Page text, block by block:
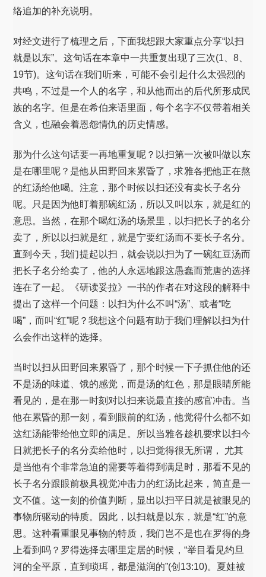
络追加的补充说明。
对经文进行了梳理之后，下面我想跟大家重点分享“以扫
就是以东”。这句话在本章中一共重复出现了三次(1、8、
19节)。这句话在我们听来，可能不会引起什么太强烈的
共鸣，不过是一个人的名字，和从他而出的后代所形成民
族的名字。但是在希伯来语里面，每个名字不仅带着相关
含义，也融会着恩怨情仇的历史情感。
那为什么这句话要一再地重复呢？以扫第一次被叫做以东
是在哪里呢？是他从田野回来累昏了，求雅各把他正在熬
的红汤给他喝。注意，那个时候以扫还没有卖长子名分
呢。只是因为他盯着那碗红汤，所以又叫以东，就是红的
意思。当然，在那个喝红汤的场景里，以扫把长子的名分
卖了，所以以扫就是红，就是宁要红汤而不要长子名分。
直到今天，我们提起以扫，就会说以扫为了一碗红豆汤而
把长子名分给卖了，他的人永远地跟这愚蠢而荒唐的选择
连在了一起。《研读妥拉》一书的作者在对这段的解释中
提出了这样一个问题：以扫为什么不叫“汤”、或者“吃
喝”，而叫“红”呢？我想这个问题有助于我们理解以扫为什
么会作出这样的选择。
当时以扫从田野回来累昏了，那个时候一下子抓住他的还
不是汤的味道、饿的感觉，而是汤的红色，那是眼睛所能
看见的，是在那一时刻对以扫来说最直接的感官冲击。当
他在累昏的那一刻，看到眼前的红汤，他觉得什么都不如
这红汤能带给他立即的满足。所以当雅各趁机要求以扫今
日就把长子的名分卖给他时，以扫觉得很无所谓， 尤其
是当他有个非常急迫的需要等着得到满足时，那看不见的
长子名分跟眼前极具视觉冲击力的红汤比起来，简直是一
文不值。这一刻的价值判断，显出以扫平日就是被眼见的
事物所驱动的特质。因此，以扫就是以东，就是“红”的意
思。这种看重眼见事物的特质，我们岂不是也在罗得的身
上看到吗？罗得选择去哪里定居的时候，“举目看见约旦
河的全平原，直到琐珥，都是滋润的”(创13:10)。夏娃被